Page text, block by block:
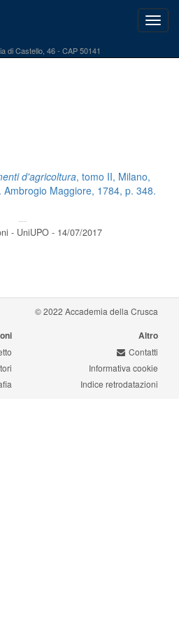
di Castello, 46 - CAP 50141
d'agricoltura, tomo II, Milano,
Maggiore, 1784, p. 348.
---
- UniUPO - 14/07/2017
© 2022 Accademia della Crusca
Altro
Contatti
Informativa cookie
Indice retrodatazioni